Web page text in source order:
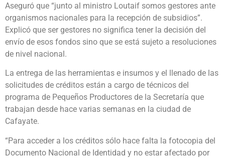
Aseguró que “junto al ministro Loutaif somos gestores ante
organismos nacionales para la recepción de subsidios”.
Explicó que ser gestores no significa tener la decisión del
envío de esos fondos sino que se está sujeto a resoluciones
de nivel nacional.
La entrega de las herramientas e insumos y el llenado de las
solicitudes de créditos están a cargo de técnicos del
programa de Pequeños Productores de la Secretaría que
trabajan desde hace varias semanas en la ciudad de
Cafayate.
“Para acceder a los créditos sólo hace falta la fotocopia del
Documento Nacional de Identidad y no estar afectado por